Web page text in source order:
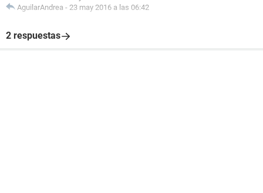
AguilarAndrea - 23 may 2016 a las 06:42
2 respuestas